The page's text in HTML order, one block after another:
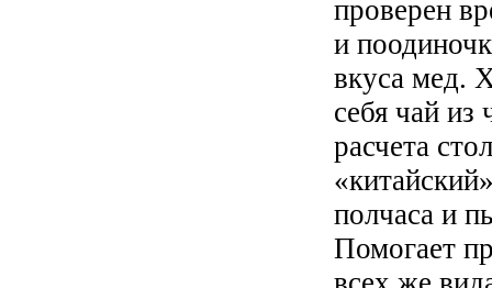
проверен
и
вкуса мед.
себя чай из
расчета
полчаса и
Помогает